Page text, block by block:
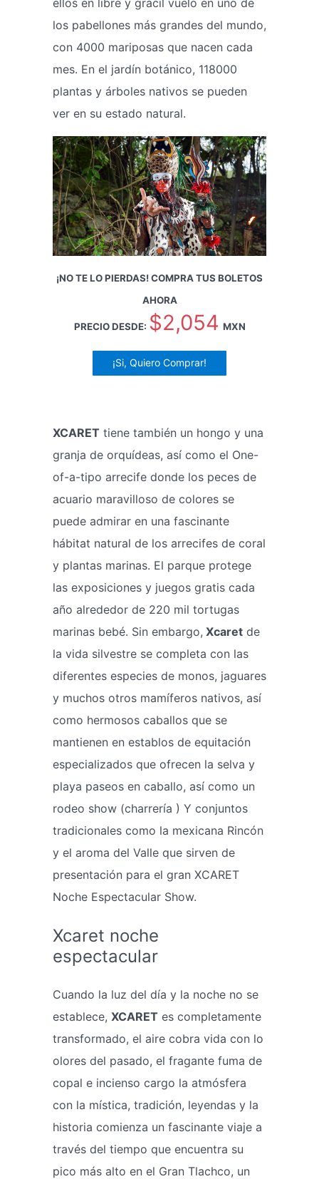
los pabellones más grandes del mundo,
con 4000 mariposas que nacen cada
mes. En el jardín botánico, 118000
plantas y árboles nativos se pueden
ver en su estado natural.
¡NO TE LO PIERDAS! COMPRA TUS BOLETOS
AHORA
PRECIO DESDE: $2,054 MXN
¡Si, Quiero Comprar!
XCARET tiene también un hongo y una
granja de orquídeas, así como el One-
of-a-tipo arrecife donde los peces de
acuario maravilloso de colores se
puede admirar en una fascinante
hábitat natural de los arrecifes de coral
y plantas marinas. El parque protege
las exposiciones y juegos gratis cada
año alrededor de 220 mil tortugas
marinas bebé. Sin embargo, Xcaret de
la vida silvestre se completa con las
diferentes especies de monos, jaguares
y muchos otros mamíferos nativos, así
como hermosos caballos que se
mantienen en establos de equitación
especializados que ofrecen la selva y
playa paseos en caballo, así como un
rodeo show (charrería ) Y conjuntos
tradicionales como la mexicana Rincón
y el aroma del Valle que sirven de
presentación para el gran XCARET
Noche Espectacular Show.
Xcaret noche
espectacular
Cuando la luz del día y la noche no se
establece, XCARET es completamente
transformado, el aire cobra vida con lo
olores del pasado, el fragante fuma de
copal e incienso cargo la atmósfera
con la mística, tradición, leyendas y la
historia comienza un fascinante viaje a
través del tiempo que encuentra su
pico más alto en el Gran Tlachco, un